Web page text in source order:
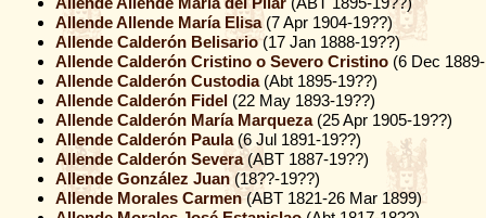
Allende Allende María Elisa(7 Apr 1904-19??)
Allende Calderón Belisario(17 Jan 1888-19??)
Allende Calderón Cristino o Severo Cristino (6 Dec
Allende Calderón Custodia(Abt 1895-19??)
Allende Calderón Fidel (22 May 1893-19??)
Allende Calderón María Marqueza(25 Apr 1905-19??)
Allende Calderón Paula(6 Jul 1891-19??)
Allende Calderón Severa(ABT 1887-19??)
Allende González Juan (18??-19??)
Allende Morales Carmen(ABT 1821-26 Mar 1899)